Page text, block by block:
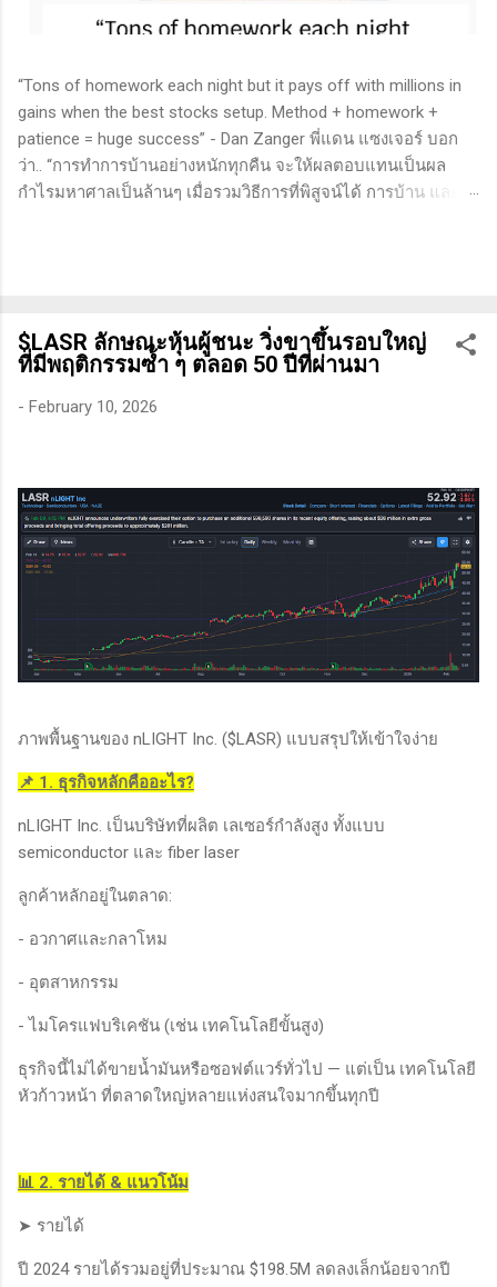
“Tons of homework each night but it pays off with millions in
gains when the best stocks setup. Method + homework +
patience = huge success” - Dan Zanger พี่แดน แซงเจอร์ บอก
ว่า.. “การทำการบ้านอย่างหนักทุกคืน จะให้ผลตอบแทนเป็นผล
กำไรมหาศาลเป็นล้านๆ เมื่อรวมวิธีการที่พิสูจน์ได้ การบ้าน และ
ในอนาคต การลงรายละเอียดในการวิเคราะห์นี้จะช่วยให้คุณ
สามารถเข้าใจตลาดและรู้จักจังหวะที่เหมาะสมในการเข้าเทรด . -
วิธีการที่พิสูจน์แล้วว่าทำเงินได้จริงและทำซ้ำได้ตลอด (Method):
การมีระบบหรือกลยุทธ์ที่ชัดเจนในการเทรดเป็นสิ่งสำคัญ เพราะจะ
รอคอยและไม่รีบร้อนถือเป็นคุณสมบัติที่สำคัญในนักเทรด ความ
อดทนช่วยให้คุณสามารถทนต่อความผันผวนของตลาดและรอคอย
จังหวะที่ดี...
$LASR ลักษณะหุ้นผู้ชนะ วิ่งขาขึ้นรอบใหญ่
ที่มีพฤติกรรมซ้ำ ๆ ตลอด 50 ปีที่ผ่านมา
- February 10, 2026
ภาพพื้นฐานของ nLIGHT Inc. ($LASR) แบบสรุปให้เข้าใจง่าย
📌 1. ธุรกิจหลักคืออะไร?
nLIGHT Inc. เป็นบริษัทที่ผลิต เลเซอร์กำลังสูง ทั้งแบบ
semiconductor และ fiber laser
ลูกค้าหลักอยู่ในตลาด:
- อวกาศและกลาโหม
- อุตสาหกรรม
- ไมโครแฟบริเคชัน (เช่น เทคโนโลยีขั้นสูง)
ธุรกิจนี้ไม่ได้ขายน้ำมันหรือซอฟต์แวร์ทั่วไป — แต่เป็น เทคโนโลยี
หัวก้าวหน้า ที่ตลาดใหญ่หลายแห่งสนใจมากขึ้นทุกปี
📊 2. รายได้ & แนวโน้ม
➤ รายได้
ปี 2024 รายได้รวมอยู่ที่ประมาณ $198.5M ลดลงเล็กน้อยจากปี